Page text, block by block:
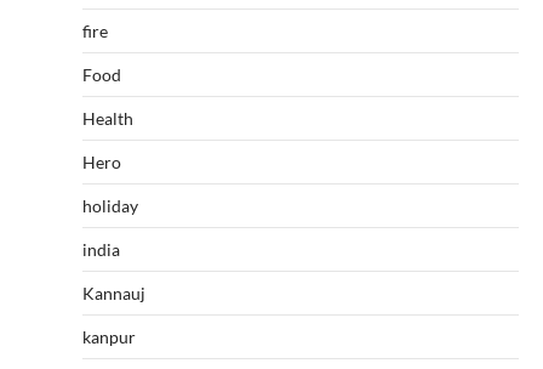
fire
Food
Health
Hero
holiday
india
Kannauj
kanpur